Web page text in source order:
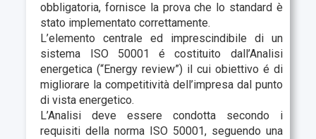
obbligatoria, fornisce la prova che lo standard è
stato implementato correttamente.
L’elemento centrale ed imprescindibile di un
sistema ISO 50001 é costituito dall’Analisi
energetica (“Energy review”) il cui obiettivo é di
migliorare la competitività dell’impresa dal punto
di vista energetico.
L’Analisi deve essere condotta secondo i
requisiti della norma ISO 50001, seguendo una